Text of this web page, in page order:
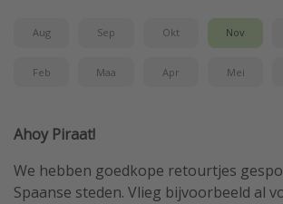
25 beste pretparken
Strandvakantie in Italië
Strandvakantie in Nederland
Aug Sep Okt Nov
Feb Maa Apr Mei
Ahoy Piraat!
We hebben goedkope retourtjes
Spaanse steden. Vlieg bijvoorbeeld al